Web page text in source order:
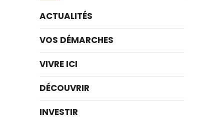
ACTUALITÉS
VOS DÉMARCHES
VIVRE ICI
DÉCOUVRIR
INVESTIR